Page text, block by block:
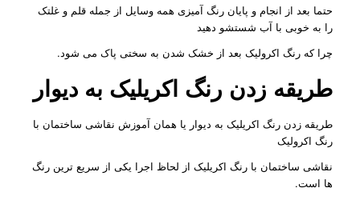
حتما بعد از انجام و پایان رنگ آمیزی همه وسایل از جمله قلم و غلتک
را به خوبی با آب شستشو دهید
چرا که رنگ اکرولیک بعد از خشک شدن به سختی پاک می شود.
طریقه زدن رنگ اکریلیک به دیوار
طریقه زدن رنگ اکریلیک به دیوار یا همان آموزش نقاشی ساختمان با
رنگ اکرولیک
نقاشی ساختمان با رنگ اکریلیک از لحاظ اجرا یکی از سریع ترین رنگ
ها است.